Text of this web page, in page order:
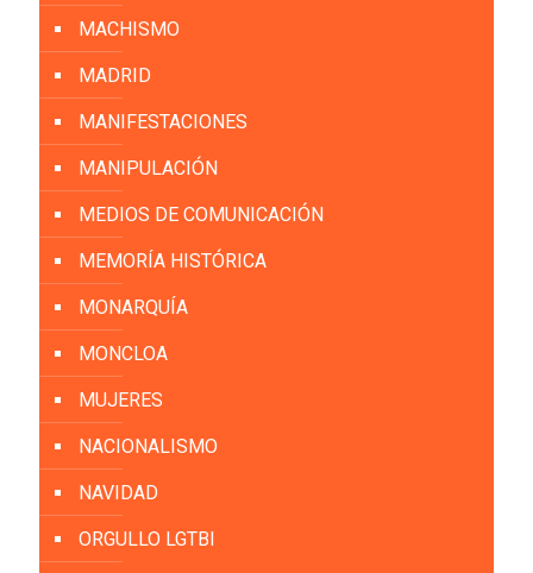
MACHISMO
MADRID
MANIFESTACIONES
MANIPULACIÓN
MEDIOS DE COMUNICACIÓN
MEMORÍA HISTÓRICA
MONARQUÍA
MONCLOA
MUJERES
NACIONALISMO
NAVIDAD
ORGULLO LGTBI